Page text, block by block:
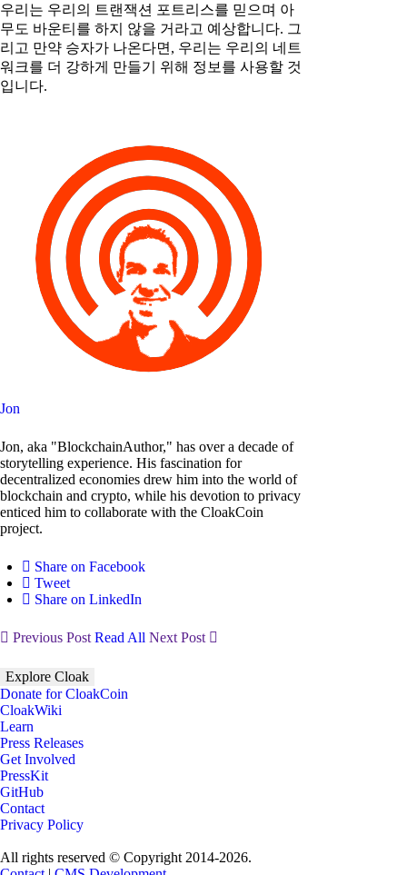
우리는 우리의 트랜잭션 포트리스를 믿으며 아
무도 바운티를 하지 않을 거라고 예상합니다. 그
리고 만약 승자가 나온다면, 우리는 우리의 네트
워크를 더 강하게 만들기 위해 정보를 사용할 것
입니다.
Jon
Jon, aka "BlockchainAuthor," has over a decade of
storytelling experience. His fascination for
decentralized economies drew him into the world of
blockchain and crypto, while his devotion to privacy
enticed him to collaborate with the CloakCoin
project.
Share on Facebook
Tweet
Share on LinkedIn
Previous Post Read All Next Post
Explore Cloak
Donate for CloakCoin
CloakWiki
Learn
Press Releases
Get Involved
PressKit
GitHub
Contact
Privacy Policy
All rights reserved © Copyright 2014-2026.